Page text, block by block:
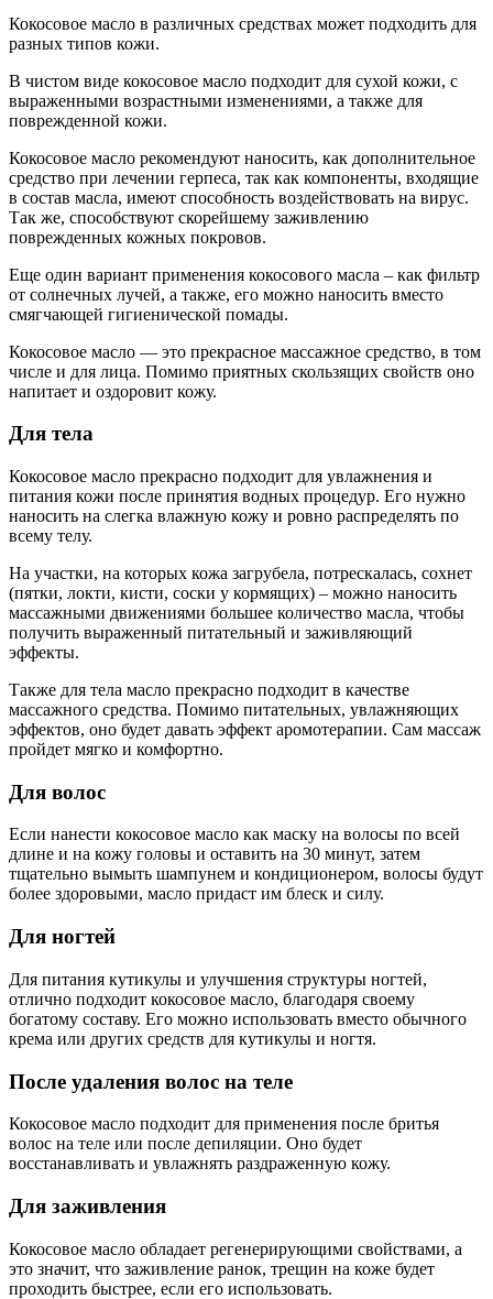
Кокосовое масло в различных средствах может подходить для
разных типов кожи.
В чистом виде кокосовое масло подходит для сухой кожи, с
выраженными возрастными изменениями, а также для
поврежденной кожи.
Кокосовое масло рекомендуют наносить, как дополнительное
средство при лечении герпеса, так как компоненты, входящие
в состав масла, имеют способность воздействовать на вирус.
Так же, способствуют скорейшему заживлению
поврежденных кожных покровов.
Еще один вариант применения кокосового масла – как фильтр
от солнечных лучей, а также, его можно наносить вместо
смягчающей гигиенической помады.
Кокосовое масло — это прекрасное массажное средство, в том
числе и для лица. Помимо приятных скользящих свойств оно
напитает и оздоровит кожу.
Для тела
Кокосовое масло прекрасно подходит для увлажнения и
питания кожи после принятия водных процедур. Его нужно
наносить на слегка влажную кожу и ровно распределять по
всему телу.
На участки, на которых кожа загрубела, потрескалась, сохнет
(пятки, локти, кисти, соски у кормящих) – можно наносить
массажными движениями большее количество масла, чтобы
получить выраженный питательный и заживляющий
эффекты.
Также для тела масло прекрасно подходит в качестве
массажного средства. Помимо питательных, увлажняющих
эффектов, оно будет давать эффект аромотерапии. Сам массаж
пройдет мягко и комфортно.
Для волос
Если нанести кокосовое масло как маску на волосы по всей
длине и на кожу головы и оставить на 30 минут, затем
тщательно вымыть шампунем и кондиционером, волосы будут
более здоровыми, масло придаст им блеск и силу.
Для ногтей
Для питания кутикулы и улучшения структуры ногтей,
отлично подходит кокосовое масло, благодаря своему
богатому составу. Его можно использовать вместо обычного
крема или других средств для кутикулы и ногтя.
После удаления волос на теле
Кокосовое масло подходит для применения после бритья
волос на теле или после депиляции. Оно будет
восстанавливать и увлажнять раздраженную кожу.
Для заживления
Кокосовое масло обладает регенерирующими свойствами, а
это значит, что заживление ранок, трещин на коже будет
проходить быстрее, если его использовать.